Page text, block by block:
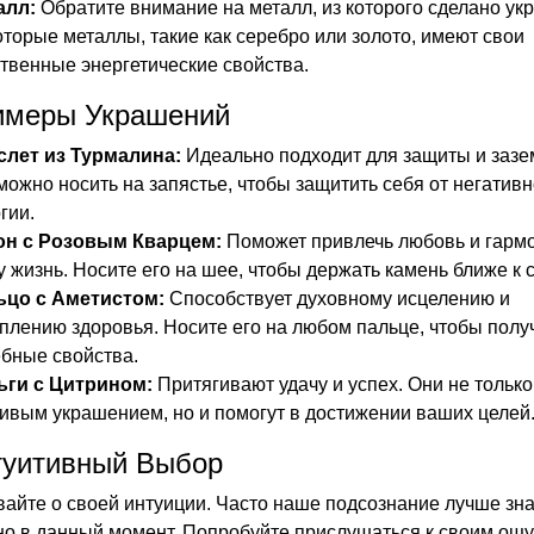
Обратите внимание на металл, из которого сделано
металлы, такие как серебро или золото, имеют свои
энергетические свойства.
Украшений
из Турмалина: Идеально подходит для защиты и
носить на запястье, чтобы защитить себя от
с Розовым Кварцем: Поможет привлечь любовь и
жизнь. Носите его на шее, чтобы держать камень ближе к
с Аметистом: Способствует духовному исцелению и
здоровья. Носите его на любом пальце, чтобы
свойства.
с Цитрином: Притягивают удачу и успех. Они не только
украшением, но и помогут в достижении ваших целей.
Выбор
о своей интуиции. Часто наше подсознание лучше